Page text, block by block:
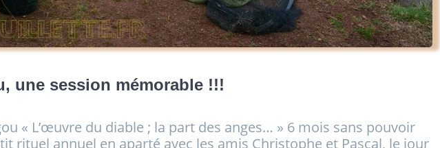
une session mémorable !!!
« L’œuvre du diable ; la part des anges… » 6 mois sans pouvoir
rituel annuel en aparté avec les amis Christophe et Pascal, le jour